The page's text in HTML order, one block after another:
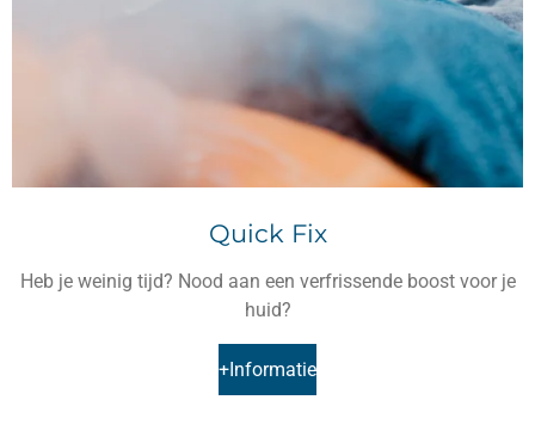
Quick Fix
Heb je weinig tijd? Nood aan een verfrissende boost voor je
huid?
+Informatie